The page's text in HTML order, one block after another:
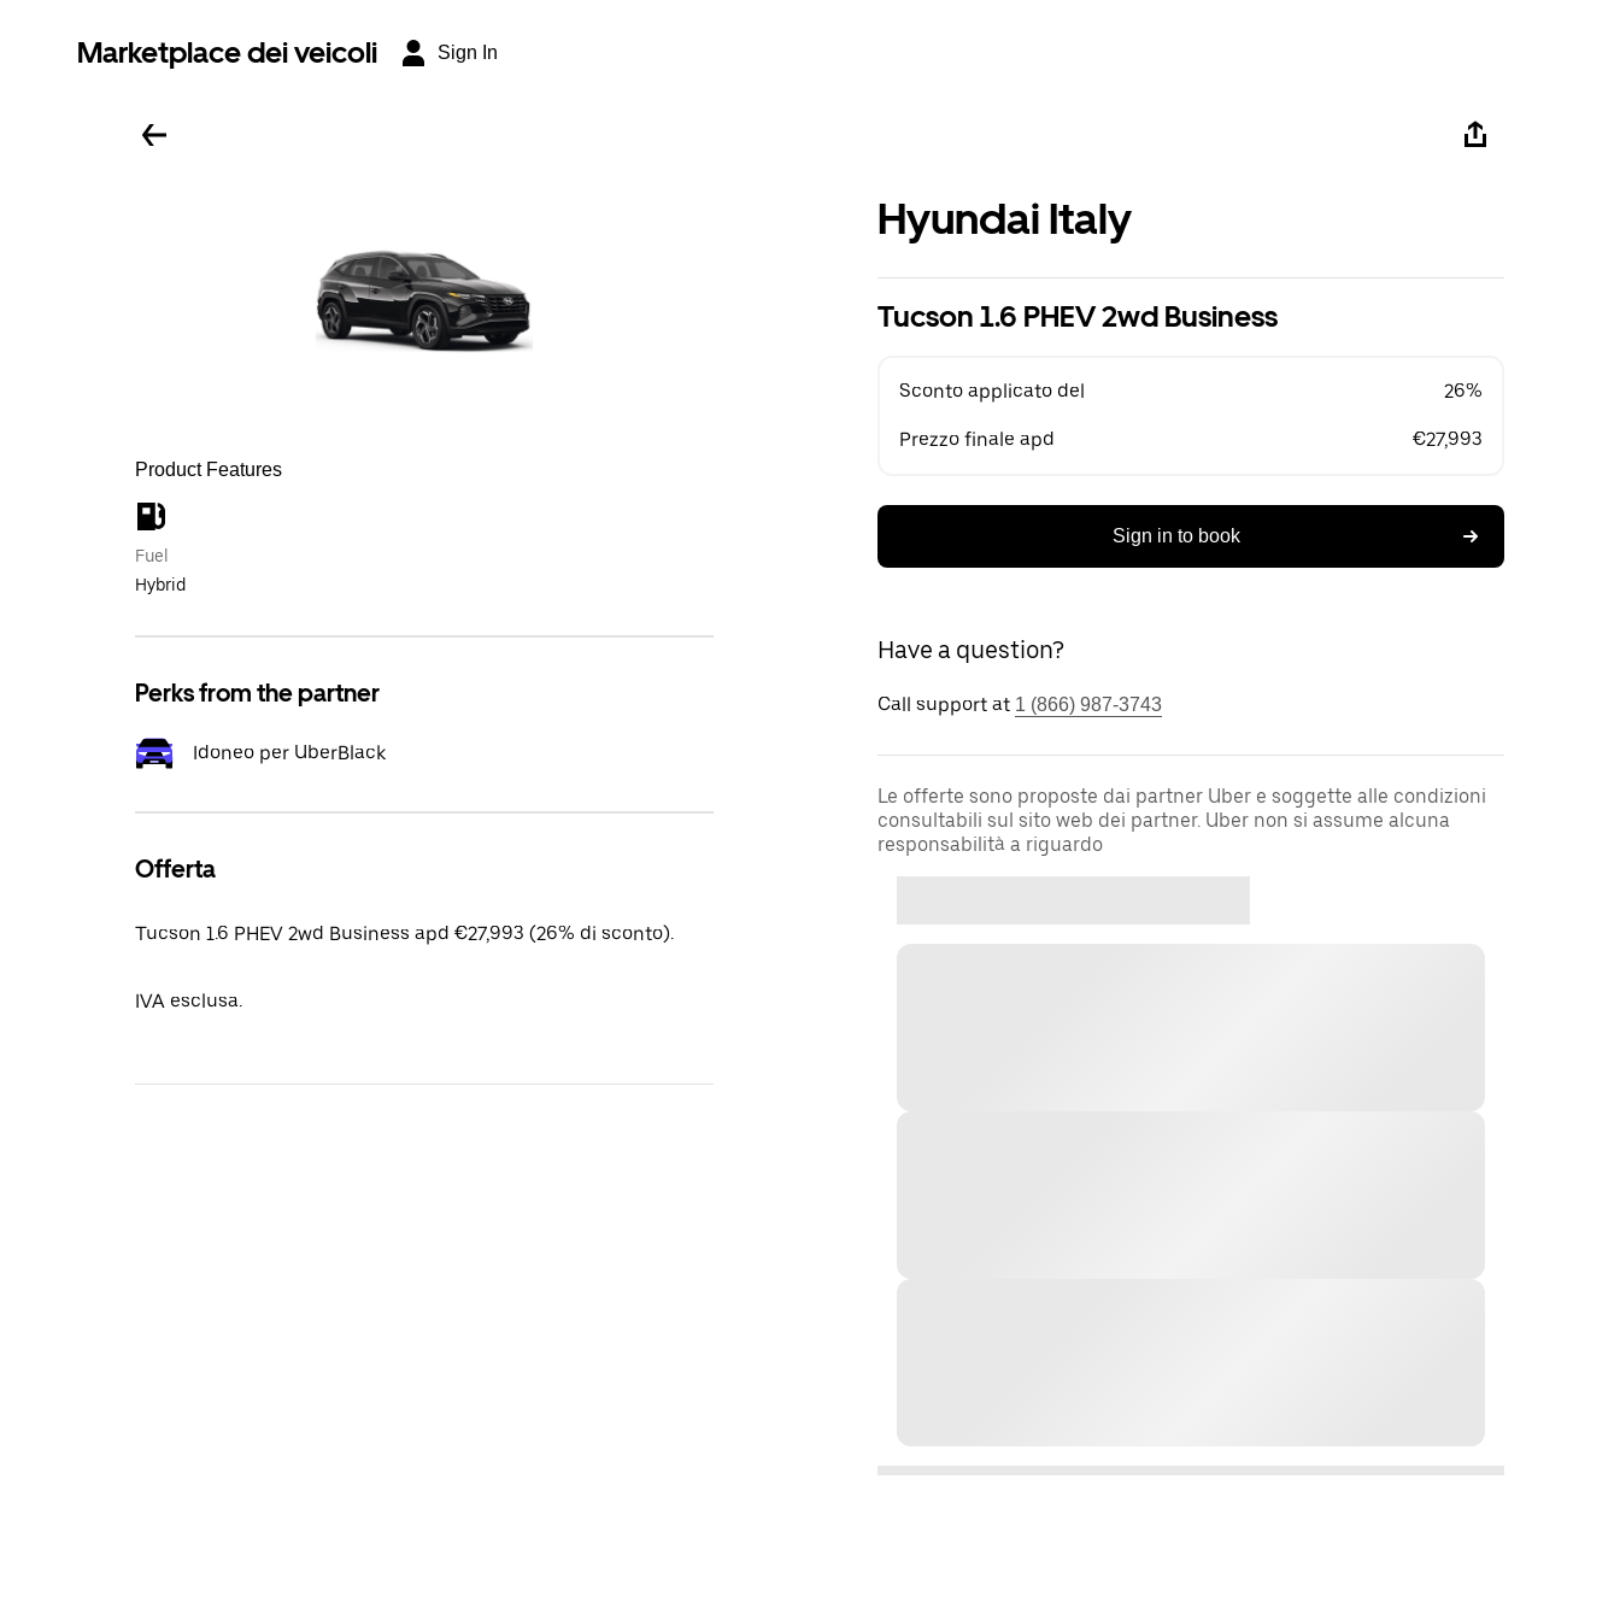
Marketplace dei veicoli Sign In
Product Features
Fuel
Hybrid
Perks from the partner
Idoneo per UberBlack
Offerta
Tucson 1.6 PHEV 2wd Business apd €27,993 (26% di sconto).
IVA esclusa.
Hyundai Italy
Tucson 1.6 PHEV 2wd Business
Sconto applicato del 26%
Prezzo finale apd €27,993
Sign in to book
Have a question?
Call support at 1 (866) 987-3743
Le offerte sono proposte dai partner Uber e soggette alle condizioni
consultabili sul sito web dei partner. Uber non si assume alcuna
responsabilità a riguardo